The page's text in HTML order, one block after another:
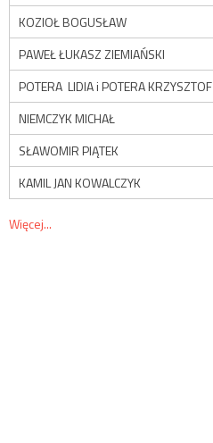
KOZIOŁ BOGUSŁAW
PAWEŁ ŁUKASZ ZIEMIAŃSKI
POTERA LIDIA i POTERA KRZYSZTOF
NIEMCZYK MICHAŁ
SŁAWOMIR PIĄTEK
KAMIL JAN KOWALCZYK
Więcej...